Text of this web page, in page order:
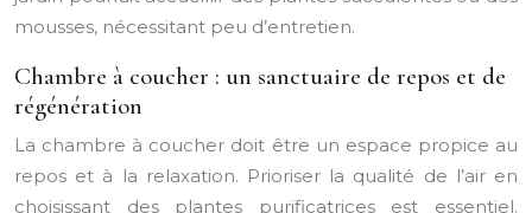
mousses, nécessitant peu d’entretien.
Chambre à coucher : un sanctuaire de repos et de
régénération
La chambre à coucher doit être un espace propice au
repos et à la relaxation. Prioriser la qualité de l’air en
choisissant des plantes purificatrices est essentiel.